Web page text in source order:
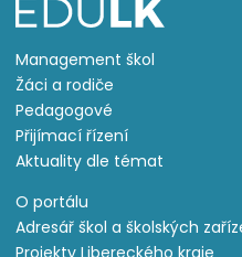
Management škol
Žáci a rodiče
Pedagogové
Přijímací řízení
Aktuality dle témat
O portálu
Adresář škol a školských